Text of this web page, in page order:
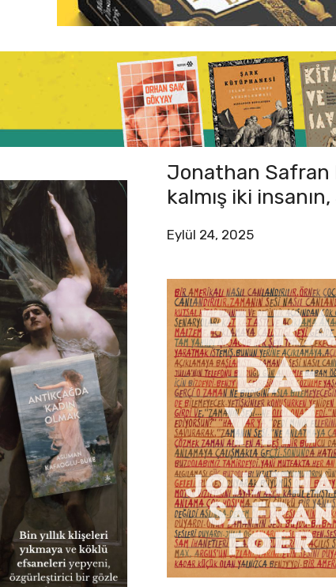
Jonathan Safran
kalmış iki
Eylül 24, 2025